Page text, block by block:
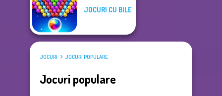
JOCURI CU BILE
JOCURI JOCURI POPULARE
Jocuri populare